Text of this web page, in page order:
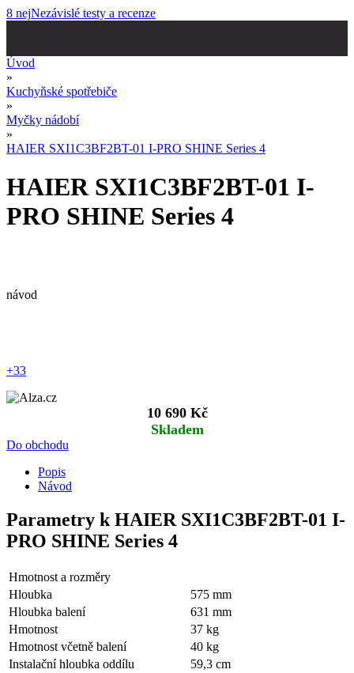
8 nejNezávislé testy a recenze
Úvod
»
Kuchyňské spotřebiče
»
Myčky nádobí
»
HAIER SXI1C3BF2BT-01 I-PRO SHINE Series 4
HAIER SXI1C3BF2BT-01 I-
PRO SHINE Series 4
návod
+33
10 690 Kč
Skladem
Do obchodu
Popis
Návod
Parametry k HAIER SXI1C3BF2BT-01 I-
PRO SHINE Series 4
Hmotnost a rozměry
Hloubka
575 mm
Hloubka balení
631 mm
Hmotnost
37 kg
Hmotnost včetně balení
40 kg
Instalační hloubka oddílu
59,3 cm